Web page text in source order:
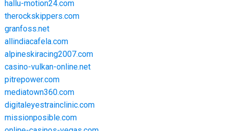
hallu-motion24.com
therockskippers.com
granfoss.net
allindiacafela.com
alpineskiracing2007.com
casino-vulkan-online.net
pitrepower.com
mediatown360.com
digitaleyestrainclinic.com
missionposible.com